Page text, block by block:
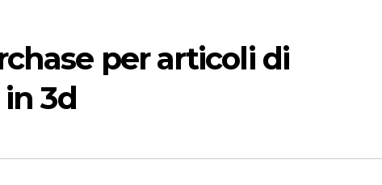
per articoli di
3d